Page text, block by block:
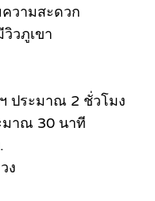
วามสะดวก
วภูเขา
ประมาณ 2 ชั่วโมง
มาณ 30 นาที
ง